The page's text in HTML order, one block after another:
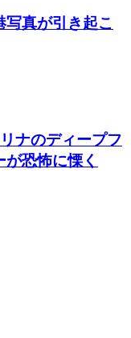
真が引き起こ
ナのディープフ
恐怖に慄く